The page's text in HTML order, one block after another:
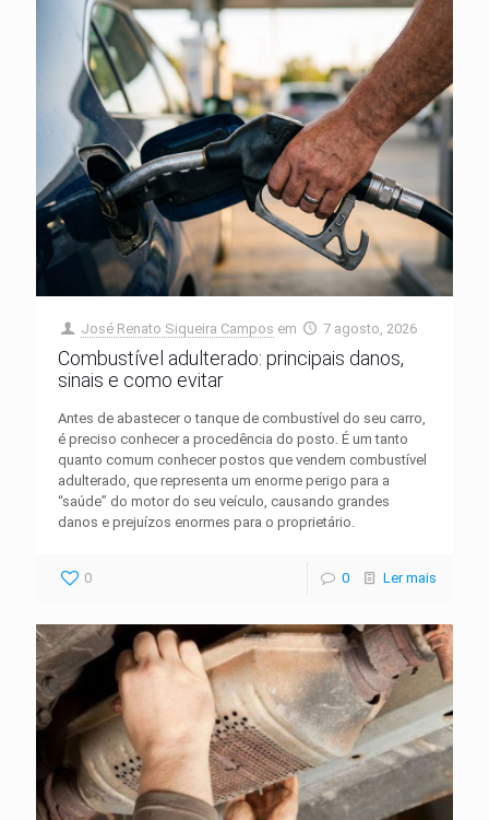
José Renato Siqueira Campos em 7 agosto, 2026
Combustível adulterado: principais danos,
sinais e como evitar
Antes de abastecer o tanque de combustível do seu carro,
é preciso conhecer a procedência do posto. É um tanto
quanto comum conhecer postos que vendem combustível
adulterado, que representa um enorme perigo para a
“saúde” do motor do seu veículo, causando grandes
danos e prejuízos enormes para o proprietário.
0 0 Ler mais